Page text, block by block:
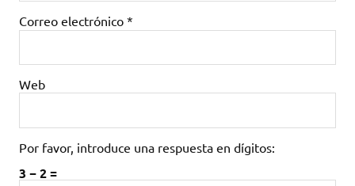
Correo electrónico *
Web
Por favor, introduce una respuesta en dígitos:
3 − 2 =